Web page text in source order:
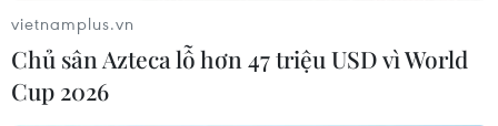
vietnamplus.vn
Chủ sân Azteca lỗ hơn 47 triệu USD vì World
Cup 2026